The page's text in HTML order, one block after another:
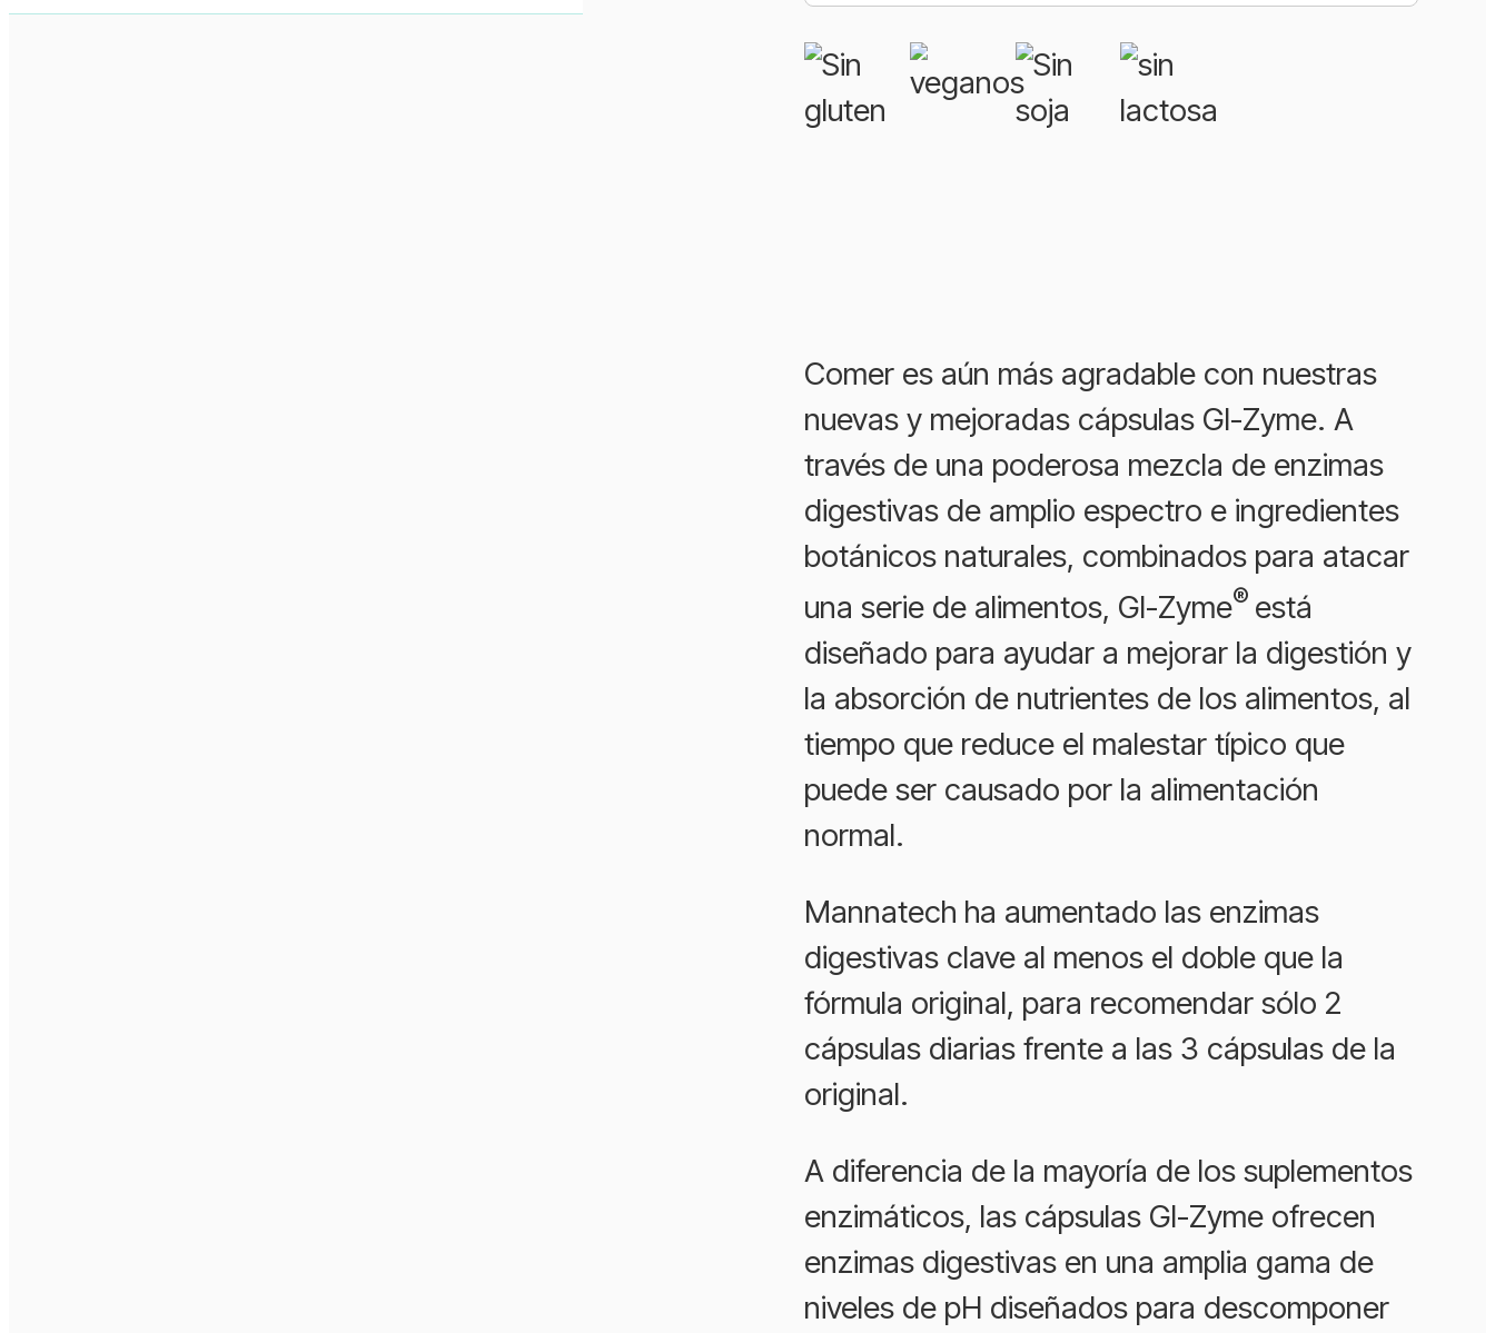
Comer es aún más agradable con nuestras
nuevas y mejoradas cápsulas GI-Zyme. A
través de una poderosa mezcla de enzimas
digestivas de amplio espectro e ingredientes
botánicos naturales, combinados para atacar
una serie de alimentos, GI-Zyme® está
diseñado para ayudar a mejorar la digestión y
la absorción de nutrientes de los alimentos, al
tiempo que reduce el malestar típico que
puede ser causado por la alimentación
normal.
Mannatech ha aumentado las enzimas
digestivas clave al menos el doble que la
fórmula original, para recomendar sólo 2
cápsulas diarias frente a las 3 cápsulas de la
original.
A diferencia de la mayoría de los suplementos
enzimáticos, las cápsulas GI-Zyme ofrecen
enzimas digestivas en una amplia gama de
niveles de pH diseñados para descomponer